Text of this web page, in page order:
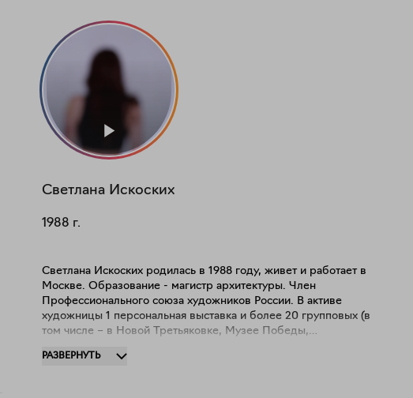
Светлана Искоских
1988 г.
Светлана Искоских родилась в 1988 году, живет и работает в
Москве. Образование - магистр архитектуры. Член
Профессионального союза художников России. В активе
художницы 1 персональная выставка и более 20 групповых (в
том числе – в Новой Третьяковке, Музее Победы,
находятся в частных собраниях в России, Европы и США.
РАЗВЕРНУТЬ